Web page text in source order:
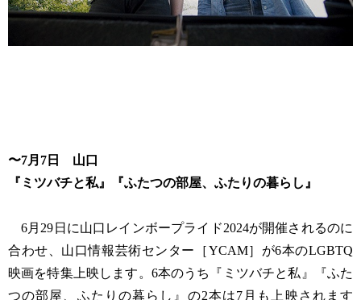
〜7月7日 山口
『 ミツバチと私』『ふたつの部屋、ふたりの暮らし』
6月29日に山口レインボープライド2024が開催されるのに
合わせ、山口情報芸術センター［YCAM］が6本のLGBTQ
映画を特集上映します。6本のうち『ミツバチと私』『ふた
つの部屋、ふたりの暮らし』の2本は7月も上映されます